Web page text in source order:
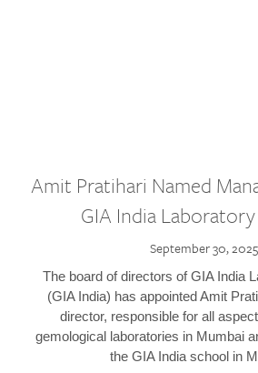
Amit Pratihari Named
GIA India
September 30, 2025
The board of directors of GIA India
(GIA India) has appointed Amit
director, responsible for all
gemological laboratories in Mumbai
the GIA India school in